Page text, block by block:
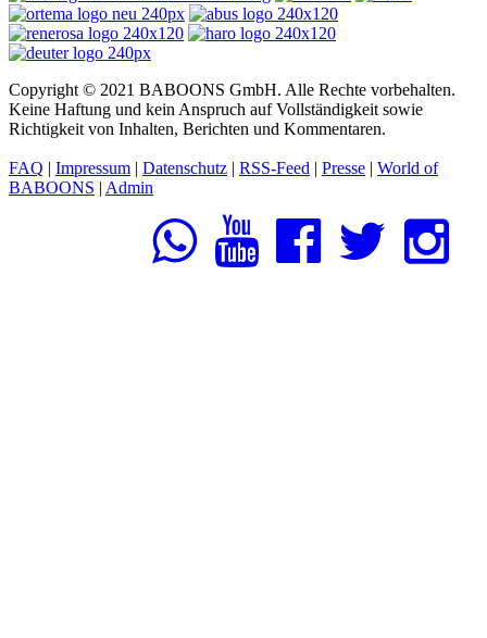
Copyright © 2021 BABOONS GmbH. Alle Rechte vorbehalten.
Keine Haftung und kein Anspruch auf Vollständigkeit sowie
Richtigkeit von Inhalten, Berichten und Kommentaren.
FAQ | Impressum | Datenschutz | RSS-Feed | Presse | World of
BABOONS | Admin